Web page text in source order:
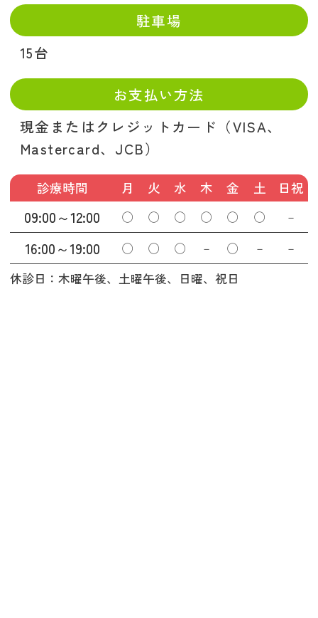
駐車場
15台
お支払い方法
現金またはクレジットカード（VISA、
Mastercard、JCB）
休診日：木曜午後、土曜午後、日曜、祝日
診療時間 月 火 水 木 金 土 日祝
09:00～12:00 ◯ ◯ ◯ ◯ ◯ ◯ －
16:00～19:00 ◯ ◯ ◯ － ◯ － －